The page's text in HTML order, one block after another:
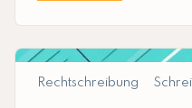
Rechtschreibung